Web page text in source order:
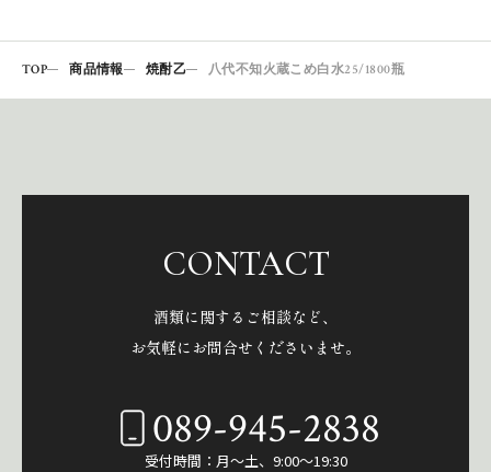
TOP 商品情報 焼酎乙 八代不知火蔵こめ白水25/1800瓶
CONTACT
酒類に関するご相談など、
お気軽にお問合せくださいませ。
089-945-2838
受付時間：月～土、9:00～19:30